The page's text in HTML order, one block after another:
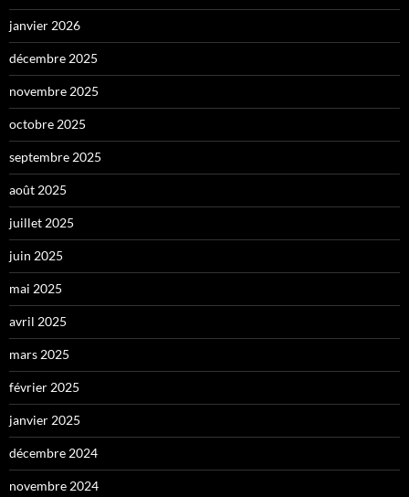
janvier 2026
décembre 2025
novembre 2025
octobre 2025
septembre 2025
août 2025
juillet 2025
juin 2025
mai 2025
avril 2025
mars 2025
février 2025
janvier 2025
décembre 2024
novembre 2024